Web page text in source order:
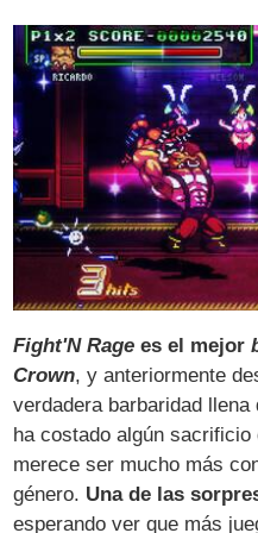
Fight'N Rage es el mejor
Crown, y anteriormente
verdadera barbaridad
ha costado algún
merece ser mucho más
género. Una de las
esperando ver que más